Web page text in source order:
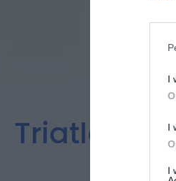
I
I
I
Triatlo